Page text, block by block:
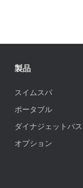
製品
スイムスパ
ポータブル
ダイナジェットバス
オプション